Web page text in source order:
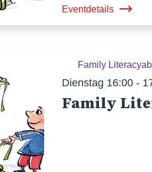
Eventdetails
Family Literacy
Dienstag 16:00 -
Family